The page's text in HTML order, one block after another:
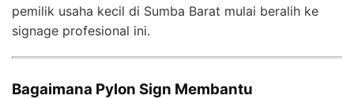
pemilik usaha kecil di Sumba Barat mulai beralih ke
signage profesional ini.
Bagaimana Pylon Sign Membantu